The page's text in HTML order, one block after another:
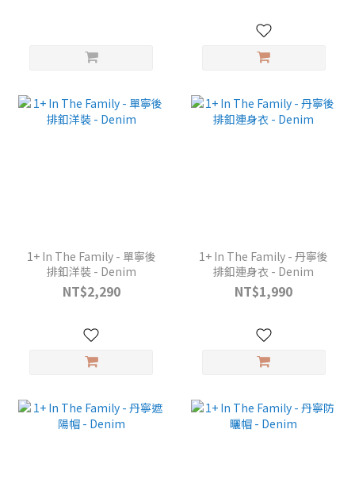
1+ In The Family - 單寧後
排釦洋裝 - Denim
NT$2,290
1+ In The Family - 丹寧後
排釦連身衣 - Denim
NT$1,990